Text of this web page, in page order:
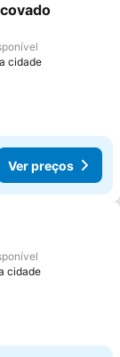
favoritos
cidade
Ver preços
favoritos
cidade